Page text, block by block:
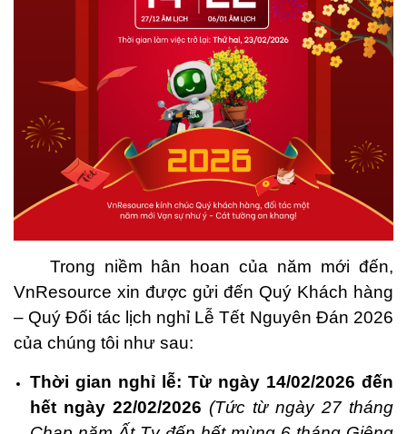
Trong niềm hân hoan của năm mới đến,
VnResource xin được gửi đến Quý Khách hàng
– Quý Đối tác lịch nghỉ Lễ Tết Nguyên Đán 2026
của chúng tôi như sau:
Thời gian nghỉ lễ: Từ ngày 14/02/2026 đến
hết ngày 22/02/2026 (Tức từ ngày 27 tháng